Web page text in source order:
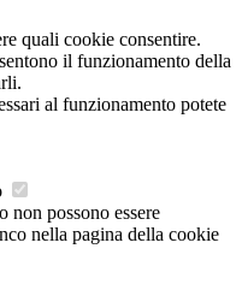
quali cookie consentire.
il funzionamento della
al funzionamento potete
non possono essere
nella pagina della cookie